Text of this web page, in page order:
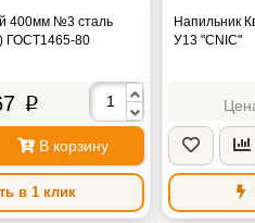
400мм №3 сталь
ГОСТ1465-80
p
В корзину
в 1 клик
Напильник
У13 "CNIC"